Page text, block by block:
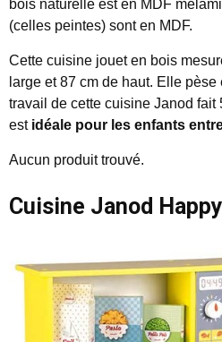
bois naturelle est en MDF
(celles peintes) sont en MDF.
Cette cuisine jouet en bois
large et 87 cm de haut. Elle
travail de cette cuisine Janod fait
est idéale pour les enfants
Aucun produit trouvé.
Cuisine Janod